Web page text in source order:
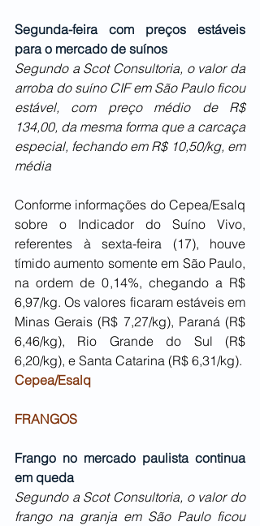
Segunda-feira com preços estáveis
para o mercado de suínos
Segundo a Scot Consultoria, o valor da
arroba do suíno CIF em São Paulo ficou
estável, com preço médio de R$
134,00, da mesma forma que a carcaça
especial, fechando em R$ 10,50/kg, em
média
Conforme informações do Cepea/Esalq
sobre o Indicador do Suíno Vivo,
referentes à sexta-feira (17), houve
tímido aumento somente em São Paulo,
na ordem de 0,14%, chegando a R$
6,97/kg. Os valores ficaram estáveis em
Minas Gerais (R$ 7,27/kg), Paraná (R$
6,46/kg), Rio Grande do Sul (R$
6,20/kg), e Santa Catarina (R$ 6,31/kg).
Cepea/Esalq
FRANGOS
Frango no mercado paulista continua
em queda
Segundo a Scot Consultoria, o valor do
frango na granja em São Paulo ficou